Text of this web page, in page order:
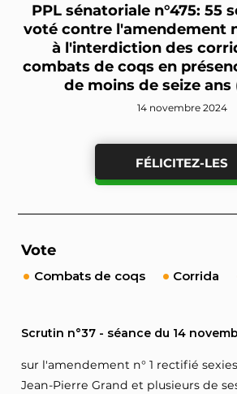
PPL sénatoriale n°475: 55
voté contre l'amendement
à l'interdiction des
combats de coqs en
de moins de seize ans
14 novembre 2024
FÉLICITEZ-LES
Vote
Combats de coqs Corrida
Scrutin n°37 - séance du 14
sur l'amendement n° 1 rectifié
Jean-Pierre Grand et plusieurs de